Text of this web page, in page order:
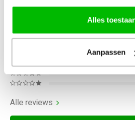
Alles
Aanpassen
BEOORDELINGEN
Alle reviews